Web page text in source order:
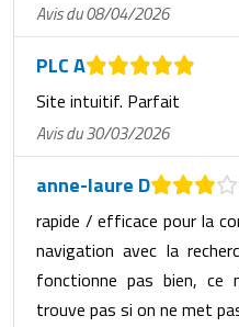
Avis du 08/04/2026
PLC A
Site intuitif. Parfait
Avis du 30/03/2026
anne-laure D
rapide / efficace pour la
navigation avec la
fonctionne pas bien,
trouve pas si on ne met